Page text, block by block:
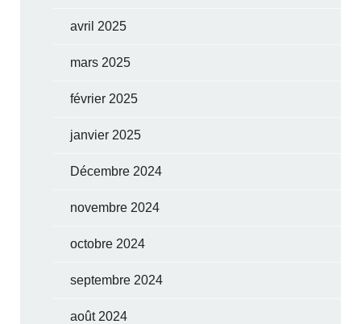
avril 2025
mars 2025
février 2025
janvier 2025
Décembre 2024
novembre 2024
octobre 2024
septembre 2024
août 2024